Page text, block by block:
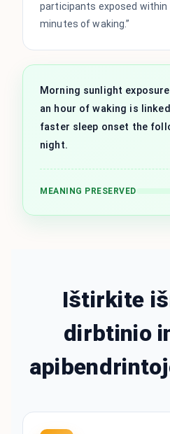
participants exposed within
minutes of waking.”
Morning sunlight
an hour of waking is
faster sleep onset the
night.
MEANING PRESERVED
Ištirkite
dirbtinio